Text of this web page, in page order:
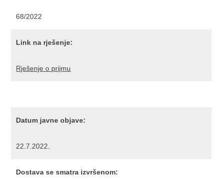
68/2022
Link na rješenje:
Rješenje o prijmu
Datum javne objave:
22.7.2022.
Dostava se smatra izvršenom: